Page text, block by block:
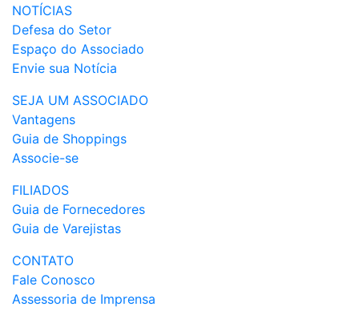
NOTÍCIAS
Defesa do Setor
Espaço do Associado
Envie sua Notícia
SEJA UM ASSOCIADO
Vantagens
Guia de Shoppings
Associe-se
FILIADOS
Guia de Fornecedores
Guia de Varejistas
CONTATO
Fale Conosco
Assessoria de Imprensa